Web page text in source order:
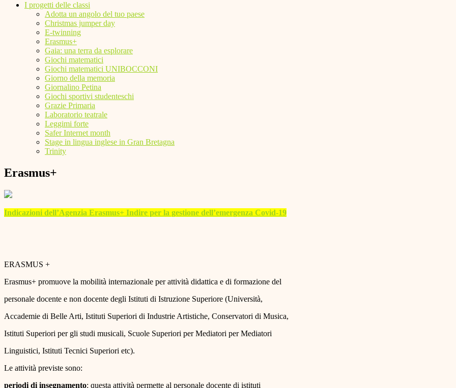
I progetti delle classi
Adotta un angolo del tuo paese
Christmas jumper day
E-twinning
Erasmus+
Gaia: una terra da esplorare
Giochi matematici
Giochi matematici UNIBOCCONI
Giorno della memoria
Giornalino Petina
Giochi sportivi studenteschi
Grazie Primaria
Laboratorio teatrale
Leggimi forte
Safer Internet month
Stage in lingua inglese in Gran Bretagna
Trinity
Erasmus+
Indicazioni dell’Agenzia Erasmus+ Indire per la gestione dell’emergenza Covid-19
ERASMUS +
Erasmus+ promuove la mobilità internazionale per attività didattica e di formazione del
personale docente e non docente degli Istituti di Istruzione Superiore (Università,
Accademie di Belle Arti, Istituti Superiori di Industrie Artistiche, Conservatori di Musica,
Istituti Superiori per gli studi musicali, Scuole Superiori per Mediatori per Mediatori
Linguistici, Istituti Tecnici Superiori etc).
Le attività previste sono:
periodi di insegnamento: questa attività permette al personale docente di istituti